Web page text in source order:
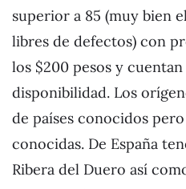
superior a 85 (muy bien
libres de defectos) con
los $200 pesos y
disponibilidad. Los
de países conocidos
conocidas. De España
Ribera del Duero así